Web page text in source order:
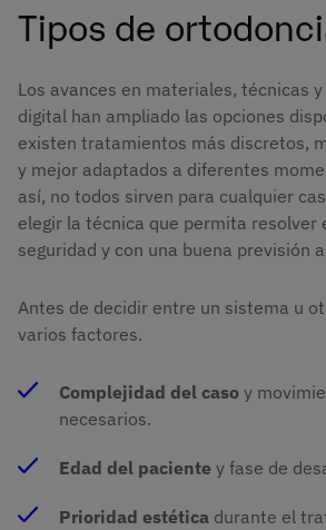
Tipos de
Los avances en materiales, técnicas
digital han ampliado las opciones
existen tratamientos más discretos,
y mejor adaptados a diferentes
así, no todos sirven para cualquier
elegir la técnica que permita resolver
seguridad y con una buena previsión
Antes de decidir entre un sistema u
varios factores.
Complejidad del caso y
necesarios.
Edad del paciente y fase de
Prioridad estética durante el